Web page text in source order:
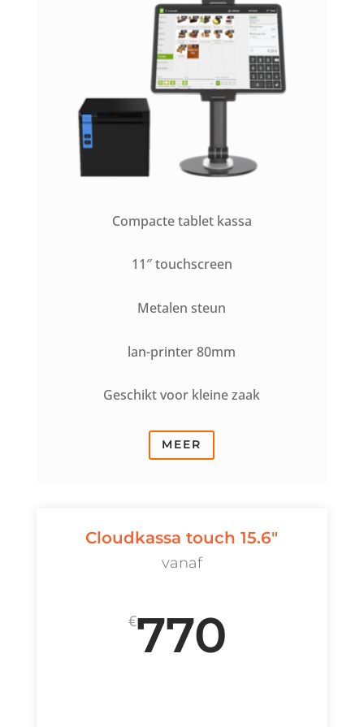
Compacte tablet kassa
11″ touchscreen
Metalen steun
lan-printer 80mm
Geschikt voor kleine zaak
MEER
Cloudkassa touch 15.6"
vanaf
€770